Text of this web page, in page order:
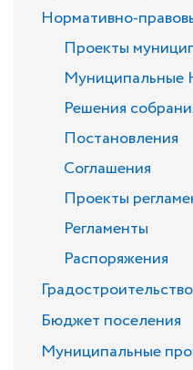
Нормативно-
Проекты
Решения
Постановления
Соглашения
Проекты
Регламенты
Распоряжения
Градостроительство
Бюджет поселения
Муниципальные